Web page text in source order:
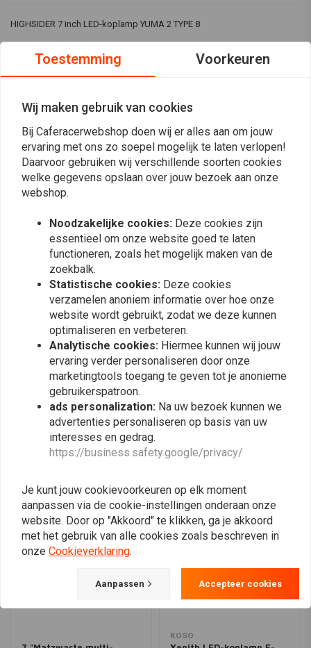
HIGHSIDER 7 inch LED-koplamp YUMA 2 TYPE 8
- Zien en gezien worden! - Van groot belang voor motorrijders.
manier om het zicht overdag te verbeteren. De juiste
dagrijlichtschakeling op het voertuig wordt gegeven zonder extra
bedieningskasten of schakelaars, voldoet aan de voorschriften en
vereenvoudigt de installatie.
vorderingen gemaakt op het gebied van schijnwerpers. Een koplamp
met led-bochtverlichting voor montage achteraf op motorfietsen luidt de
volgende evolutionaire fase in op het gebied van voertuigverlichting. De
voordelen ten opzichte van een conventionele koplamp. Het statische
bochtlicht activeert een extra licht wanneer de motorfiets in een bocht
wordt gekanteld. Door de verbeterde verlichting zie je meer van de bocht
en wat erachter zit. De bestuurder kan zich beter aanpassen aan de
omstandigheden en situaties en is veiliger op de weg. Twee ellipsoïde
lenzen in combinatie met krachtige LED's maken van de nacht dag en
combineren zo een sterk pluspunt in veiligheid met een polariserende
unieke look. De koplamp wordt beschermd door een hoogwaardige
metalen behuizing en is verkrijgbaar in zwart met getint glas of in
chroom met helder glas. Uiteraard is de HIGHSIDER LED-koplamp met
Overschakelen van dagrijlicht naar dimlicht:
Druk kort op de grootlicht- / lichtflasherknop (circa 1 seconde) en laat
de knop los zodra het dimlicht actief is. Dan is het dimlicht permanent
Prachtig - geef uw fiets uw onmiskenbare stijl! Het ongebruikelijke
zullen je zeker tot een hoogtepunt maken!
Lees meer
(0 beoordelingen)
Plaats ook een review
Vergelijkbare producten
KOSO
Toestemming Voorkeuren
Wij maken gebruik van cookies
Bij Caferacerwebshop doen wij er alles aan om jouw
ervaring met ons zo soepel mogelijk te laten verlopen!
Daarvoor gebruiken wij verschillende soorten cookies
welke gegevens opslaan over jouw bezoek aan onze
webshop.
Noodzakelijke cookies: Deze cookies zijn
essentieel om onze website goed te laten
functioneren, zoals het mogelijk maken van de
zoekbalk.
Statistische cookies: Deze cookies
verzamelen anoniem informatie over hoe onze
website wordt gebruikt, zodat we deze kunnen
optimaliseren en verbeteren.
Analytische cookies: Hiermee kunnen wij jouw
ervaring verder personaliseren door onze
marketingtools toegang te geven tot je anonieme
gebruikerspatroon.
ads personalization: Na uw bezoek kunnen we
advertenties personaliseren op basis van uw
interesses en gedrag.
https://business.safety.google/privacy/
Je kunt jouw cookievoorkeuren op elk moment
aanpassen via de cookie-instellingen onderaan onze
website. Door op "Akkoord" te klikken, ga je akkoord
met het gebruik van alle cookies zoals beschreven in
onze Cookieverklaring.
Aanpassen Accepteer cookies